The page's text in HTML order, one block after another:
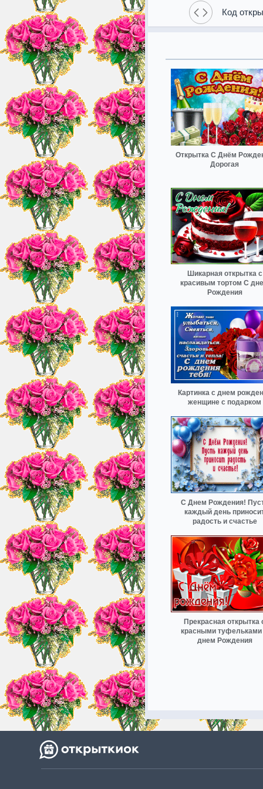
Код
Открытка С Днём
Дорогая
Шикарная открытка с
красивым тортом С
Рождения
Картинка с днем
женщине с подарком
С Днем Рождения!
каждый день
радость и счастье
Прекрасная открытка
красными
днем Рождения